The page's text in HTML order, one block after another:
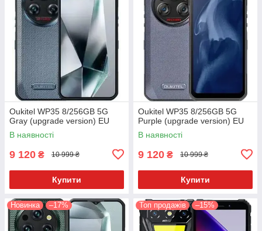
Oukitel WP35 8/256GB 5G
Gray (upgrade version) EU
В наявності
9 120 ₴ 10 999 ₴
Купити
Oukitel WP35 8/256GB 5G
Purple (upgrade version) EU
В наявності
9 120 ₴ 10 999 ₴
Купити
Новинка –17% Топ продажів –15%